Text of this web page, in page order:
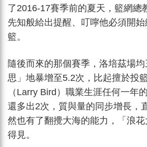
了2016-17賽季前的夏天，籃網總
先知般給出提醒、叮嚀他必須開
籃。
隨後而來的那個賽季，洛培茲場
思」地暴增至5.2次，比起擅於投
（Larry Bird）職業生涯任何一年
還多出2次，質與量的同步增長，
然也有了翻攪大海的能力，「浪
得見。